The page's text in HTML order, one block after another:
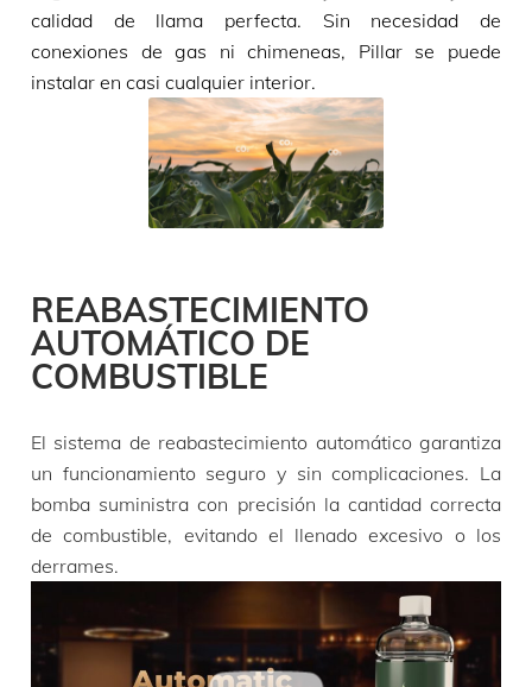
calidad de llama perfecta. Sin necesidad de
conexiones de gas ni chimeneas, Pillar se puede
instalar en casi cualquier interior.
REABASTECIMIENTO
AUTOMÁTICO DE
COMBUSTIBLE
El sistema de reabastecimiento automático garantiza
un funcionamiento seguro y sin complicaciones. La
bomba suministra con precisión la cantidad correcta
de combustible, evitando el llenado excesivo o los
derrames.